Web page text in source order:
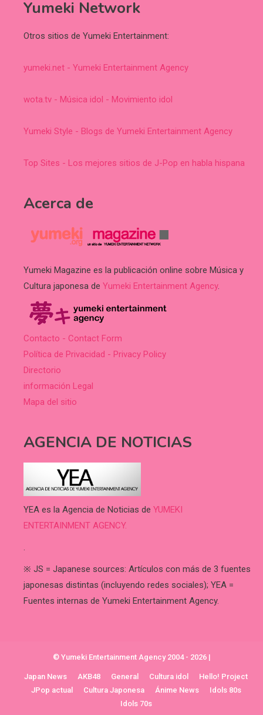
Yumeki Network
Otros sitios de Yumeki Entertainment:
yumeki.net - Yumeki Entertainment Agency
wota.tv - Música idol - Movimiento idol
Yumeki Style - Blogs de Yumeki Entertainment Agency
Top Sites - Los mejores sitios de J-Pop en habla hispana
Acerca de
Yumeki Magazine es la publicación online sobre Música y
Cultura japonesa de Yumeki Entertainment Agency.
Contacto - Contact Form
Política de Privacidad - Privacy Policy
Directorio
información Legal
Mapa del sitio
AGENCIA DE NOTICIAS
YEA es la Agencia de Noticias de YUMEKI
ENTERTAINMENT AGENCY.
.
※ JS = Japanese sources: Artículos con más de 3 fuentes
japonesas distintas (incluyendo redes sociales); YEA =
Fuentes internas de Yumeki Entertainment Agency.
© Yumeki Entertainment Agency 2004 - 2026 |
Japan News AKB48 General Cultura idol
Hello! Project
JPop actual
Cultura Japonesa Ánime News
Idols 80s
Idols 70s